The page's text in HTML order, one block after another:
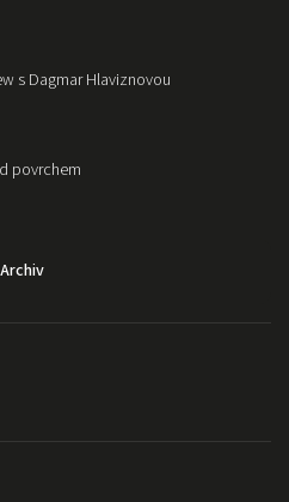
s Dagmar Hlaviznovou
povrchem
Archiv